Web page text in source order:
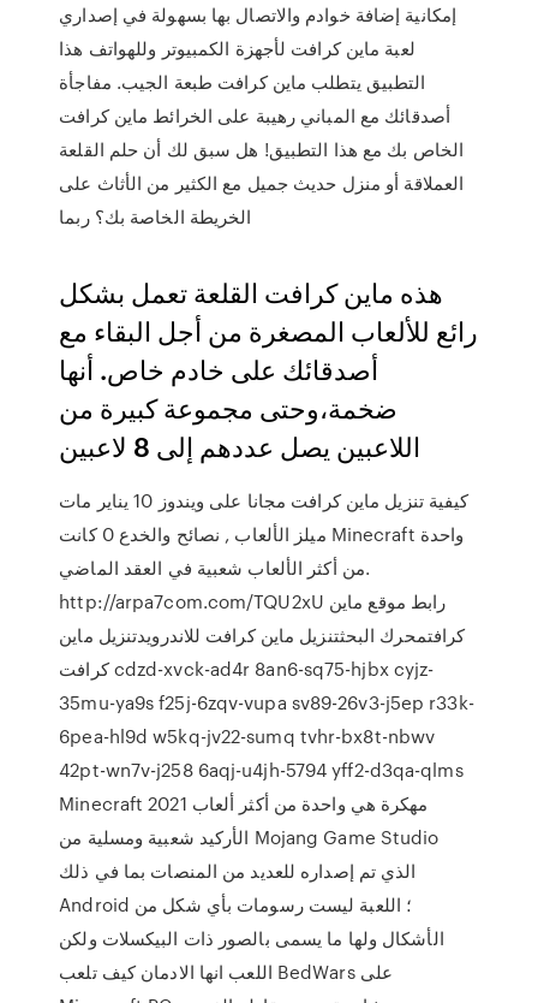
إمكانية إضافة خوادم والاتصال بها بسهولة في إصداري
لعبة ماين كرافت لأجهزة الكمبيوتر وللهواتف هذا
التطبيق يتطلب ماين كرافت طبعة الجيب. مفاجأة
أصدقائك مع المباني رهيبة على الخرائط ماين كرافت
الخاص بك مع هذا التطبيق! هل سبق لك أن حلم القلعة
العملاقة أو منزل حديث جميل مع الكثير من الأثاث على
الخريطة الخاصة بك؟ ربما
هذه ماين كرافت القلعة تعمل بشكل
رائع للألعاب المصغرة من أجل البقاء مع
أصدقائك على خادم خاص. أنها
ضخمة،وحتى مجموعة كبيرة من
كيفية تنزيل ماين كرافت مجانا على ويندوز 10 يناير مات
ميلز الألعاب , نصائح والخدع 0 كانت Minecraft واحدة
من أكثر الألعاب شعبية في العقد الماضي.
http://arpa7com.com/TQU2xU رابط موقع ماين
كرافتمحرك البحثتنزيل ماين كرافت للاندرويدتنزيل ماين
كرافت cdzd-xvck-ad4r 8an6-sq75-hjbx cyjz-
35mu-ya9s f25j-6zqv-vupa sv89-26v3-j5ep r33k-
6pea-hl9d w5kq-jv22-sumq tvhr-bx8t-nbwv
42pt-wn7v-j258 6aqj-u4jh-5794 yff2-d3qa-qlms
Minecraft 2021 مهكرة هي واحدة من أكثر ألعاب
الأركيد شعبية ومسلية من Mojang Game Studio
الذي تم إصداره للعديد من المنصات بما في ذلك
Android ؛ اللعبة ليست رسومات بأي شكل من
الأشكال ولها ما يسمى بالصور ذات البيكسلات ولكن
اللعب انها الادمان كيف تلعب BedWars على